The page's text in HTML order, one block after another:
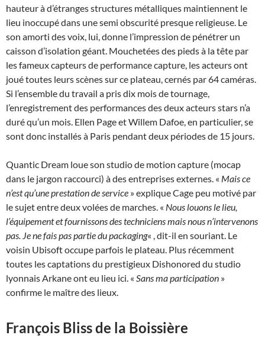
hauteur à d’étranges structures métalliques maintiennent le
lieu inoccupé dans une semi obscurité presque religieuse. Le
son amorti des voix, lui, donne l’impression de pénétrer un
caisson d’isolation géant. Mouchetées des pieds à la tête par
les fameux capteurs de performance capture, les acteurs ont
joué toutes leurs scènes sur ce plateau, cernés par 64 caméras.
Si l’ensemble du travail a pris dix mois de tournage,
l’enregistrement des performances des deux acteurs stars n’a
duré qu’un mois. Ellen Page et Willem Dafoe, en particulier, se
sont donc installés à Paris pendant deux périodes de 15 jours.
Quantic Dream loue son studio de motion capture (mocap
dans le jargon raccourci) à des entreprises externes. « Mais ce
n’est qu’une prestation de service » explique Cage peu motivé par
le sujet entre deux volées de marches. « Nous louons le lieu,
l’équipement et fournissons des techniciens mais nous n’intervenons
pas. Je ne fais pas partie du packaging« , dit-il en souriant. Le
voisin Ubisoft occupe parfois le plateau. Plus récemment
toutes les captations du prestigieux Dishonored du studio
lyonnais Arkane ont eu lieu ici. « Sans ma participation »
confirme le maître des lieux.
François Bliss de la Boissière